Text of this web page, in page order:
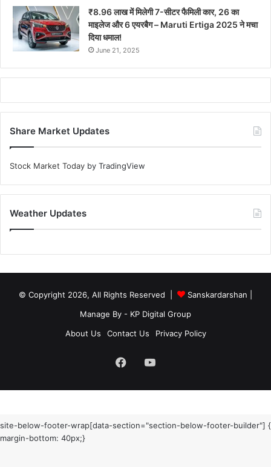
₹8.96 लाख में मिलेगी 7-सीटर फैमिली कार, 26 का
माइलेज और 6 एयरबैग – Maruti Ertiga 2025 ने मचा
दिया धमाल!
June 21, 2025
Share Market Updates
Stock Market Today by TradingView
Weather Updates
© Copyright 2026, All Rights Reserved | Sanskardarshan
Manage By - KP Digital Group
About Us
Contact Us Privacy Policy
FacebookYouTube
site-below-footer-wrap[data-section="section-below-footer-builder"] {
margin-bottom: 40px;}